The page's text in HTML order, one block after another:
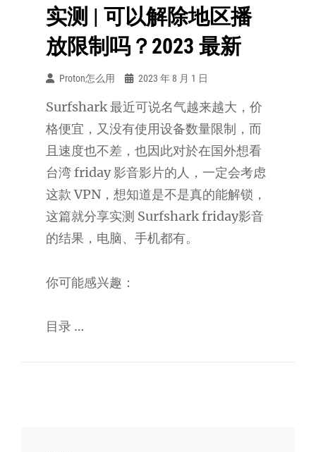
实测 | 可以解除地区播
放限制吗？2023 最新
Proton怎么用 2023 年 8 月 1 日
Surfshark 最近可说名气越来越大，价
格便宜，又没有使用设备数量限制，而
且速度也不差，也因此对於在国外想看
台湾 friday 影音影片的人，一定会考虑
这款 VPN，想知道是不是真的能解锁，
这篇就分享实测 Surfshark friday影音
的结果，电脑、手机都有。
你可能感兴趣：
目录 …